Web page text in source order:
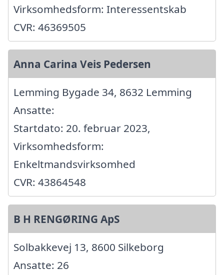
Virksomhedsform: Interessentskab
CVR: 46369505
Anna Carina Veis Pedersen
Lemming Bygade 34, 8632 Lemming
Ansatte:
Startdato: 20. februar 2023,
Virksomhedsform:
Enkeltmandsvirksomhed
CVR: 43864548
B H RENGØRING ApS
Solbakkevej 13, 8600 Silkeborg
Ansatte: 26